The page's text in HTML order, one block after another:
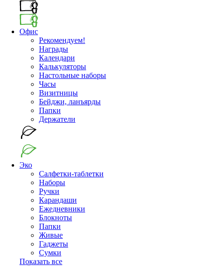
Офис
Рекомендуем!
Награды
Календари
Калькуляторы
Настольные наборы
Часы
Визитницы
Бейджи, ланъярды
Папки
Держатели
Эко
Салфетки-таблетки
Наборы
Ручки
Карандаши
Ежедневники
Блокноты
Папки
Живые
Гаджеты
Сумки
Показать все